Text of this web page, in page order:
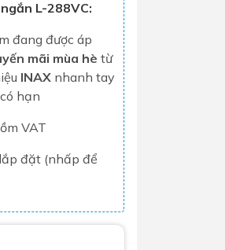
dầu
Thiết Bị Nhà Bếp
– Chuyên
Tâm
L-288VC:
đang được áp
mãi mùa hè từ
INAXnhanh tay
hạn
VAT
đặt (nhấp để